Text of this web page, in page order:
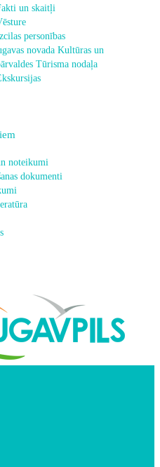
un skaitļi
personības
novada Kultūras un
Tūrisma nodaļa
noteikumi
dokumenti